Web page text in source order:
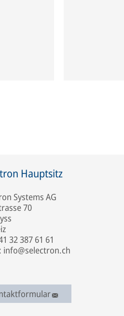
Hauptsitz
Systems AG
70
32 387 61 61
info@selectron.ch